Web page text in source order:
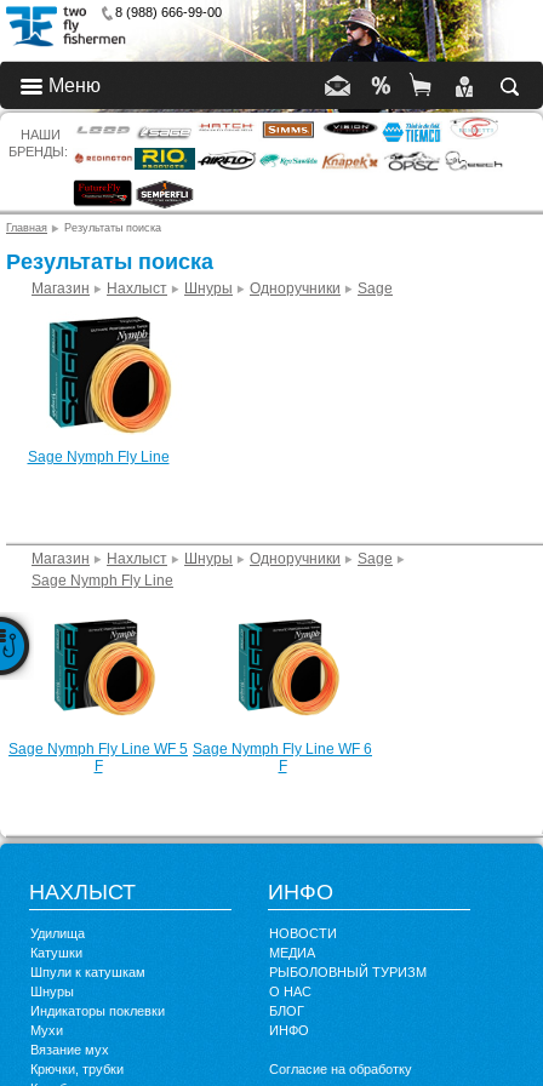
8 (988) 666-99-00
Меню
НАШИ
БРЕНДЫ:
Главная Результаты поиска
Результаты поиска
Магазин Нахлыст Шнуры Одноручники Sage
Sage Nymph Fly Line
Магазин Нахлыст Шнуры Одноручники
Sage
Sage Nymph Fly Line
Sage Nymph Fly Line WF 5
F
Sage Nymph Fly Line WF 6
F
НАХЛЫСТ
Удилища
Катушки
Шпули к катушкам
Шнуры
Индикаторы поклевки
Мухи
Вязание мух
Крючки, трубки
ИНФО
НОВОСТИ
МЕДИА
РЫБОЛОВНЫЙ ТУРИЗМ
О НАС
БЛОГ
ИНФО
Согласие на обработку